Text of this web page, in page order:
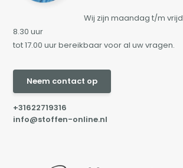
Wij zijn maandag t/m
8.30 uur
tot 17.00 uur bereikbaar voor al uw vragen.
Neem contact op
+31622719316
info@stoffen-online.nl